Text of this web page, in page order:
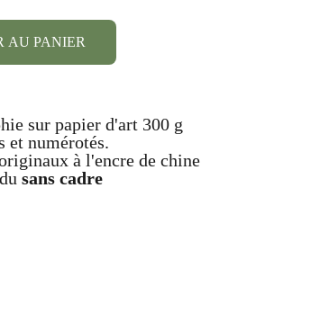
AU PANIER
sur papier d'art 300 g
et numérotés.
à l'encre de chine
sans cadre